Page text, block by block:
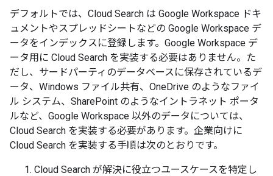
デフォルトでは、Cloud Search は Google Workspace ドキ
ュメントやスプレッドシートなどの Google Workspace デ
ータをインデックスに登録します。Google Workspace デ
ータ用に Cloud Search を実装する必要はありません。た
だし、サードパーティのデータベースに保存されているデ
ータ、Windows ファイル共有、OneDrive のようなファイ
ル システム、SharePoint のようなイントラネット ポータ
ルなど、Google Workspace 以外のデータについては、
Cloud Search を実装する必要があります。企業向けに
Cloud Search を実装する手順は次のとおりです。
Cloud Search が解決に役立つユースケースを特定し